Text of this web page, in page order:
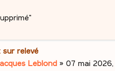
sur relevé
Leblond » 07 mai 2026,